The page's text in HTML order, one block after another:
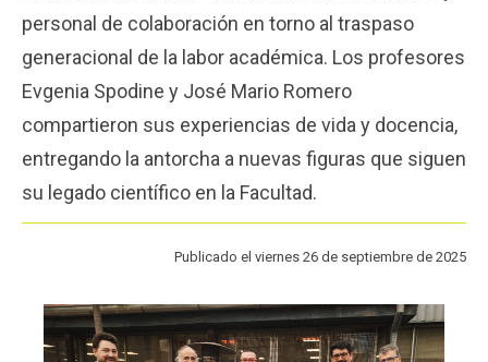
Funcionarios Egresados
personal de colaboración en torno al traspaso
generacional de la labor académica. Los profesores
Evgenia Spodine y José Mario Romero
compartieron sus experiencias de vida y docencia,
entregando la antorcha a nuevas figuras que siguen
su legado científico en la Facultad.
Publicado el viernes 26 de septiembre de 2025